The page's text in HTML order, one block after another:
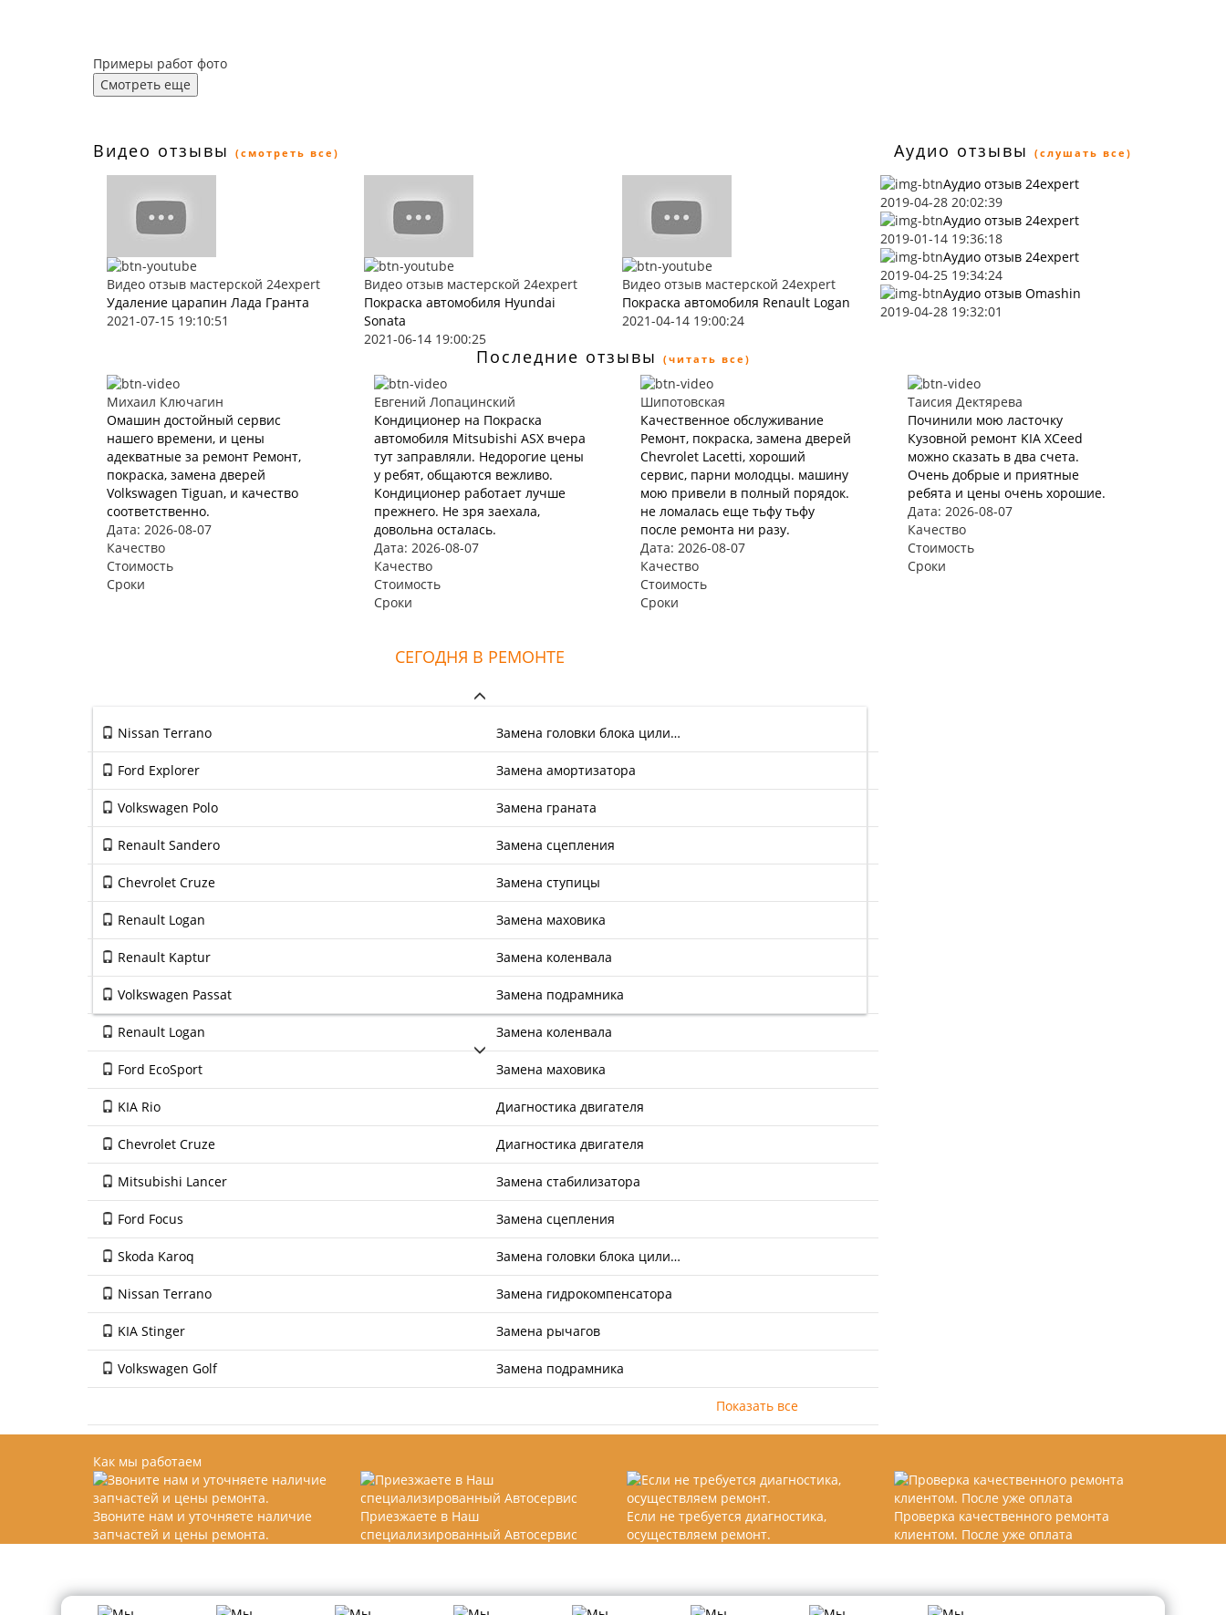
Примеры работ фото
Смотреть еще
Видео отзывы (смотреть все) Аудио отзывы (слушать все)
Видео отзыв мастерской 24expert
Удаление царапин Лада Гранта
2021-07-15 19:10:51
Видео отзыв мастерской 24expert
Покраска автомобиля Hyundai
Sonata
2021-06-14 19:00:25
Видео отзыв мастерской 24expert
Покраска автомобиля Renault Logan
2021-04-14 19:00:24
Аудио отзыв 24expert
2019-04-28 20:02:39
Аудио отзыв 24expert
2019-01-14 19:36:18
Аудио отзыв 24expert
2019-04-25 19:34:24
Аудио отзыв Omashin
2019-04-28 19:32:01
Последние отзывы (читать все)
Михаил Ключагин
Омашин достойный сервис
нашего времени, и цены
адекватные за ремонт Ремонт,
покраска, замена дверей
Volkswagen Tiguan, и качество
соответственно.
Дата: 2026-08-07
Качество
Стоимость
Сроки
Евгений Лопацинский
Кондиционер на Покраска
автомобиля Mitsubishi ASX вчера
тут заправляли. Недорогие цены
у ребят, общаются вежливо.
Кондиционер работает лучше
прежнего. Не зря заехала,
довольна осталась.
Дата: 2026-08-07
Качество
Стоимость
Сроки
Шипотовская
Качественное обслуживание
Ремонт, покраска, замена дверей
Chevrolet Lacetti, хороший
сервис, парни молодцы. машину
мою привели в полный порядок.
не ломалась еще тьфу тьфу
после ремонта ни разу.
Дата: 2026-08-07
Качество
Стоимость
Сроки
Таисия Дектярева
Починили мою ласточку
Кузовной ремонт KIA XCeed
можно сказать в два счета.
Очень добрые и приятные
ребята и цены очень хорошие.
Дата: 2026-08-07
Качество
Стоимость
Сроки
СЕГОДНЯ В РЕМОНТЕ
Nissan Terrano Замена головки блока цили…
Ford Explorer Замена амортизатора
Volkswagen Polo Замена граната
Renault Sandero Замена сцепления
Chevrolet Cruze Замена ступицы
Renault Logan Замена маховика
Renault Kaptur Замена коленвала
Volkswagen Passat Замена подрамника
Renault Logan Замена коленвала
Ford EcoSport Замена маховика
KIA Rio Диагностика двигателя
Chevrolet Cruze Диагностика двигателя
Mitsubishi Lancer Замена стабилизатора
Ford Focus Замена сцепления
Skoda Karoq Замена головки блока цили…
Nissan Terrano Замена гидрокомпенсатора
KIA Stinger Замена рычагов
Volkswagen Golf Замена подрамника
Показать все
Как мы работаем
Звоните нам и уточняете наличие
запчастей и цены ремонта.
Приезжаете в Наш
специализированный Автосервис
Если не требуется диагностика,
осуществляем ремонт.
Проверка качественного ремонта
клиентом. После уже оплата